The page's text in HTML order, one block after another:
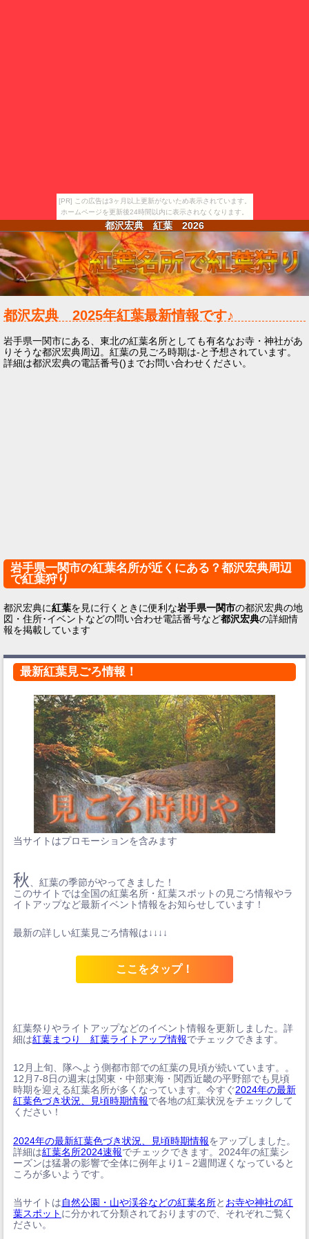
[PR] この広告は3ヶ月以上更新がないため表示されています。
ホームページを更新後24時間以内に表示されなくなります。
都沢宏典 紅葉 2026
都沢宏典 2025年紅葉最新情報です♪
岩手県一関市にある、東北の紅葉名所としても有名なお寺・神社があ
りそうな都沢宏典周辺。紅葉の見ごろ時期は-と予想されています。
詳細は都沢宏典の電話番号()までお問い合わせください。
岩手県一関市の紅葉名所が近くにある？都沢宏典周辺
で紅葉狩り
都沢宏典に紅葉を見に行くときに便利な岩手県一関市の都沢宏典の地
図・住所･イベントなどの問い合わせ電話番号など都沢宏典の詳細情
報を掲載しています
最新紅葉見ごろ情報！
当サイトはプロモーションを含みます
秋
、紅葉の季節がやってきました！
このサイトでは全国の紅葉名所・紅葉スポットの見ごろ情報やラ
イトアップなど最新イベント情報をお知らせしています！
最新の詳しい紅葉見ごろ情報は↓↓↓↓
ここをタップ！
紅葉祭りやライトアップなどのイベント情報を更新しました。詳
細は紅葉まつり 紅葉ライトアップ情報でチェックできます。
12月上旬、隊へよう側都市部での紅葉の見頃が続いています。。
12月7-8日の週末は関東・中部東海・関西近畿の平野部でも見頃
時期を迎える紅葉名所が多くなっています。今すぐ2024年の最新
紅葉色づき状況、見頃時期情報で各地の紅葉状況をチェックして
ください！
2024年の最新紅葉色づき状況、見頃時期情報をアップしました。
詳細は紅葉名所2024速報でチェックできます。2024年の紅葉シ
ーズンは猛暑の影響で全体に例年より1－2週間遅くなっていると
ころが多いようです。
当サイトは自然公園・山や渓谷などの紅葉名所と お寺や神社の紅
葉スポット に分かれて分類されておりますので、それぞれご覧く
ださい。